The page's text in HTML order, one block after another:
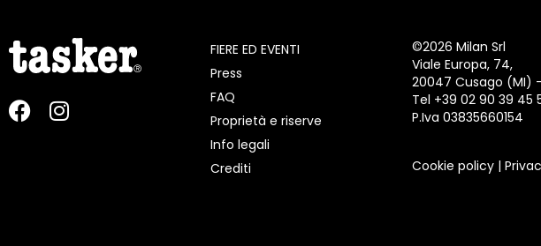
FIERE ED EVENTI
Press
FAQ
Proprietà e riserve
Info legali
Crediti
©2026 Milan Srl
Viale Europa, 74,
20047 Cusago (MI)
Tel +39 02 90 39 45
P.Iva 03835660154
Cookie policy |